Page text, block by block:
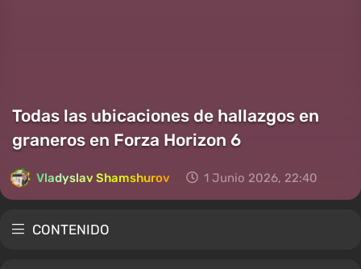
Todas las ubicaciones de hallazgos en
graneros en Forza Horizon 6
Vladyslav Shamshurov 1 Junio 2026, 22:40
CONTENIDO